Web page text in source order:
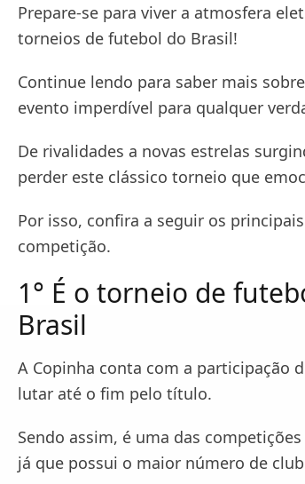
Prepare-se para viver a atmosfera
torneios de futebol do Brasil!
Continue lendo para saber mais
evento imperdível para qualquer
De rivalidades a novas estrelas
perder este clássico torneio que
Por isso, confira a seguir os
competição.
1° É o torneio de
Brasil
A Copinha conta com a participação
lutar até o fim pelo título.
Sendo assim, é uma das
já que possui o maior número de